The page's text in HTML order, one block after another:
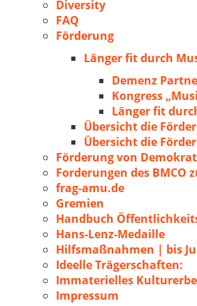
Diversity
FAQ
Förderung
Länger fit durch
Demenz
Kongress
Länger fit
Übersicht die
Übersicht die
Förderung von
Forderungen des BMCO
frag-amu.de
Gremien
Handbuch
Hans-Lenz-Medaille
Hilfsmaßnahmen | bis
Ideelle Trägerschaften:
Immaterielles Kulturerbe
Impressum